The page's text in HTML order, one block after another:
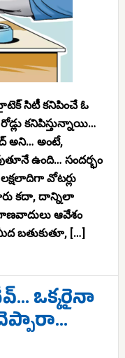
సిటీ కనిపించే ఓ
కనిపిస్తున్నాయి…
అని… అంటే,
ఉంది… సందర్భం
వోటర్లు
కదా, దాన్నిలా
ఆవేశం
బతుకుతూ, […]
ఒక్కరైనా